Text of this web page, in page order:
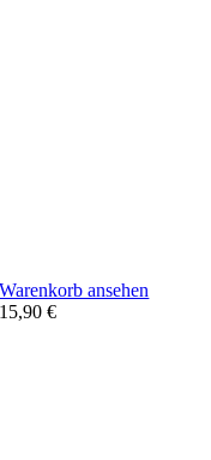
Warenkorb ansehen
15,90€